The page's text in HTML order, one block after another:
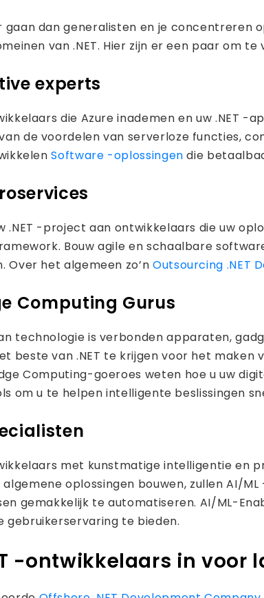
dan generalisten en je concentreren
van .NET. Hier zijn er een paar om te
experts
die Azure inademen en uw .NET
de voordelen van serverloze functies,
Software -oplossingendie
.NET -project aan ontwikkelaars die uw
Bouw agile en schaalbare
Over het algemeen zo’n Outsourcing .NET
Computing Gurus
technologie is verbonden apparaten,
beste van .NET te krijgen voor het
Computing-goeroes weten hoe u uw
om u te helpen intelligente beslissingen
met kunstmatige intelligentie en
oplossingen bouwen, zullen AI/
gemakkelijk te automatiseren. AI/ML-
gebruikerservaring te bieden.
-ontwikkelaars in voor